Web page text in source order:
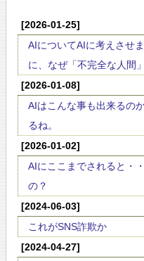
[2026-01-25]
AIについてAIに考えさせ
に、なぜ「不完全な人間
[2026-01-08]
AIはこんな事も出来るの
るね。
[2026-01-02]
AIにここまでされると・
の？
[2024-06-03]
これがSNS詐欺か
[2024-04-27]